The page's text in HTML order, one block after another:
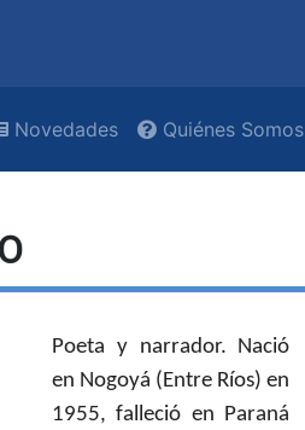
Novedades Quiénes Somos
Poeta y narrador. Nació
en Nogoyá (Entre Ríos) en
1955, falleció en Paraná